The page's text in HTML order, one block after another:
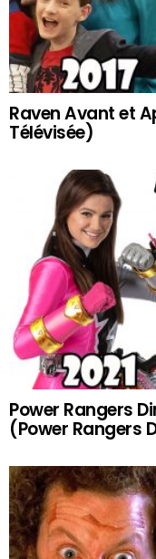
Raven Avant et
Télévisée)
Power Rangers
(Power Rangers